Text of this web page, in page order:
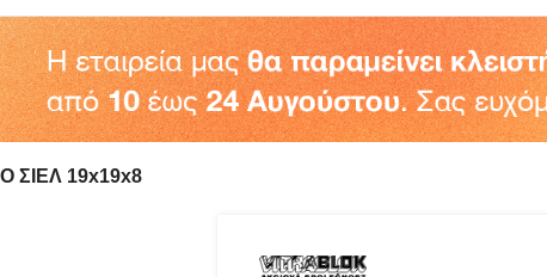
ΣΙΕΛ 19x19x8